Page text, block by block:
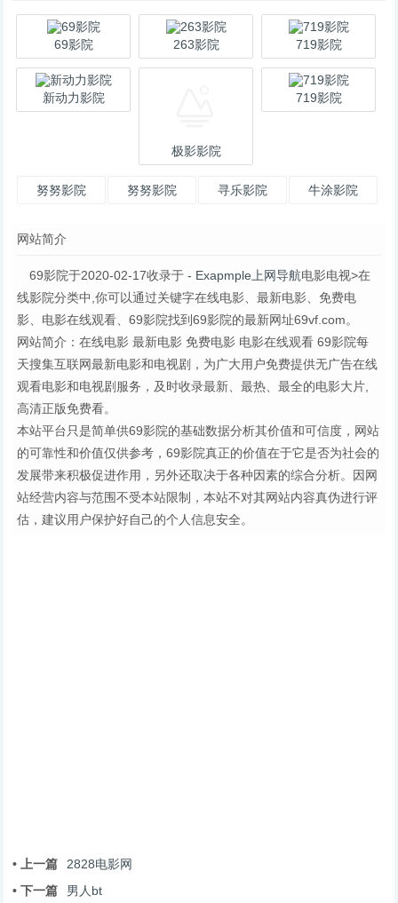
69影院 263影院 719影院
新动力影院
极影影院
719影院
努努影院 努努影院 寻乐影院 牛涂影院
网站简介
69影院于2020-02-17收录于 - Exapmple上网导航电影电视>在
线影院分类中,你可以通过关键字在线电影、最新电影、免费电
影、电影在线观看、69影院找到69影院的最新网址69vf.com。
网站简介：在线电影 最新电影 免费电影 电影在线观看 69影院每
天搜集互联网最新电影和电视剧，为广大用户免费提供无广告在线
观看电影和电视剧服务，及时收录最新、最热、最全的电影大片,
高清正版免费看。
本站平台只是简单供69影院的基础数据分析其价值和可信度，网站
的可靠性和价值仅供参考，69影院真正的价值在于它是否为社会的
发展带来积极促进作用，另外还取决于各种因素的综合分析。因网
站经营内容与范围不受本站限制，本站不对其网站内容真伪进行评
估，建议用户保护好自己的个人信息安全。
• 上一篇
2828电影网
• 下一篇
男人bt